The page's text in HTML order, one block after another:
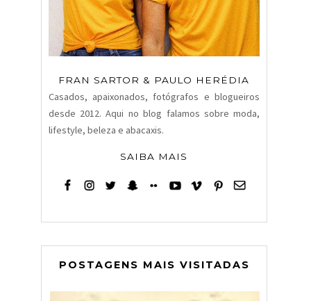
FRAN SARTOR & PAULO HERÉDIA
Casados, apaixonados, fotógrafos e blogueiros
desde 2012. Aqui no blog falamos sobre moda,
lifestyle, beleza e abacaxis.
SAIBA MAIS
POSTAGENS MAIS VISITADAS